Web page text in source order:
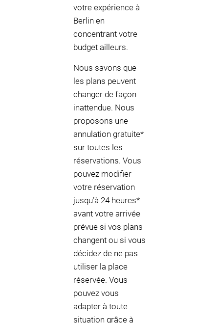
votre expérience à
Berlin en
concentrant votre
budget ailleurs.
Nous savons que
les plans peuvent
changer de façon
inattendue. Nous
proposons une
annulation gratuite*
sur toutes les
réservations. Vous
pouvez modifier
votre réservation
jusqu’à 24 heures*
avant votre arrivée
prévue si vos plans
changent ou si vous
décidez de ne pas
utiliser la place
réservée. Vous
pouvez vous
adapter à toute
situation grâce à